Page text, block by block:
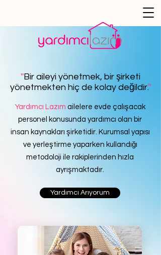
''Bir aileyi yönetmek, bir şirketi
yönetmekten hiç de kolay değildir.''
Yardımcı Lazım ailelere evde çalışacak
personel konusunda yardımcı olan bir
insan kaynakları şirketidir. Kurumsal yapısı
ve yerleştirme yaparken kullandığı
metodoloji ile rakiplerinden hızla
ayrışmaktadır.
Yardımcı Arıyorum